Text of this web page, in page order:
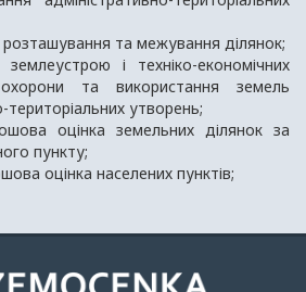
та межування ділянок;
і техніко-економічних
та використання земель
територіальних утворень;
оцінка земельних ділянок за
пункту;
оцінка населених пунктів;